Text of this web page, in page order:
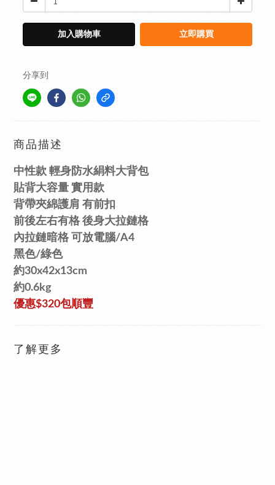
加入購物車 立即購買
分享到
商品描述
中性款 輕身防水絹料大背包
貼背大容量 實用款
背帶夾綿護肩 有前扣
前後左右有格後身大拉鏈格
內拉鏈暗格 可放電腦/A4
黑色/綠色
約30x42x13cm
約0.6kg
優惠$320包順豐
了解更多